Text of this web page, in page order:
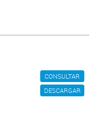
CONSULTAR
DESCARGAR